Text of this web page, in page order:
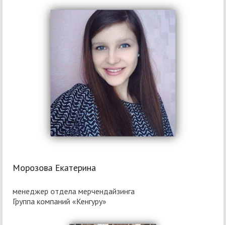
Морозова Екатерина
менеджер отдела мерчендайзинга
Группа компаний «Кенгуру»